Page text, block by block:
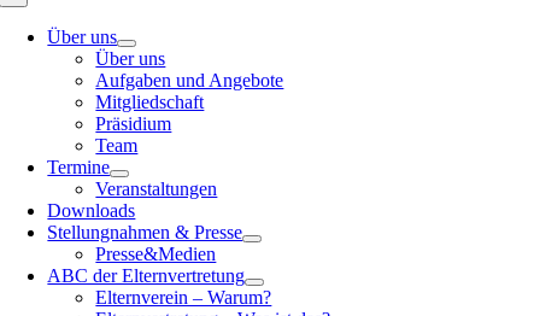
Über uns
Über uns
Aufgaben und Angebote
Mitgliedschaft
Präsidium
Team
Termine
Veranstaltungen
Downloads
Stellungnahmen & Presse
Presse&Medien
ABC der Elternvertretung
Elternverein – Warum?